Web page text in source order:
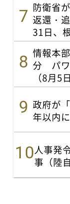
防衛省
返還・
31日、
情報本
分 パワ
（8月5
政府が
年以内
人事発
事（陸